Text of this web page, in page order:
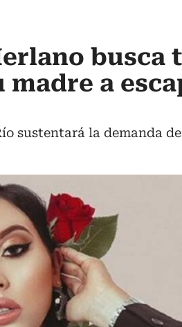
busca
madre a
sustentará la demanda